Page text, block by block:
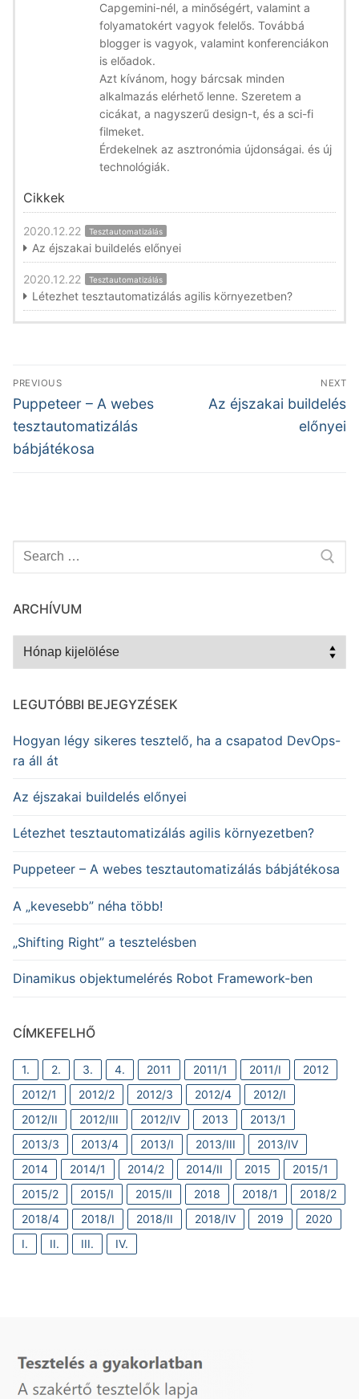
Capgemini-nél, a minőségért, valamint a
folyamatokért vagyok felelős. Továbbá
blogger is vagyok, valamint konferenciákon
is előadok.
Azt kívánom, hogy bárcsak minden
alkalmazás elérhető lenne. Szeretem a
cicákat, a nagyszerű design-t, és a sci-fi
filmeket.
Érdekelnek az asztronómia újdonságai. és új
technológiák.
Cikkek
2020.12.22 Tesztautomatizálás
Az éjszakai buildelés előnyei
2020.12.22 Tesztautomatizálás
Létezhet tesztautomatizálás agilis környezetben?
Bejegyzés
navigáció
PREVIOUS
Previous
post:
Puppeteer – A webes
tesztautomatizálás
bábjátékosa
NEXT
Next
Az éjszakai buildelés
előnyei
Keresése:
ARCHÍVUM
Archívum
LEGUTÓBBI BEJEGYZÉSEK
Hogyan légy sikeres tesztelő, ha a csapatod DevOps-
ra áll át
Az éjszakai buildelés előnyei
Létezhet tesztautomatizálás agilis környezetben?
Puppeteer – A webes tesztautomatizálás bábjátékosa
A „kevesebb” néha több!
„Shifting Right” a tesztelésben
Dinamikus objektumelérés Robot Framework-ben
CÍMKEFELHŐ
1. 2. 3. 4. 2011 2011/1 2011/I
2012
2012/1
2012/2 2012/3 2012/4
2012/I
2012/II
2012/III 2012/IV 2013
2013/1
2013/3
2013/4 2013/I 2013/III
2013/IV
2014
2014/1 2014/2 2014/II 2015
2015/1
2015/2
2015/I 2015/II 2018 2018/1
2018/2
2018/4
2018/I 2018/II 2018/IV 2019
2020
I.
II. III. IV.